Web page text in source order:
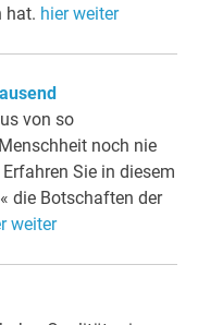
hat. hier weiter
von so
noch nie
Sie in diesem
die Botschaften der
weiter